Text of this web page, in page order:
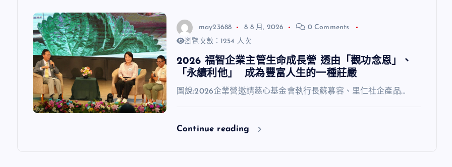
may23688 8 8 月, 2026
0 Comments
瀏覽次數：1254 人次
2026 福智企業主管生命成長營 透由「觀功念恩」、
「永續利他」 成為豐富人生的一種莊嚴
圖說:2026企業營邀請慈心基金會執行長蘇慕容、里仁社企產品…
Continue reading